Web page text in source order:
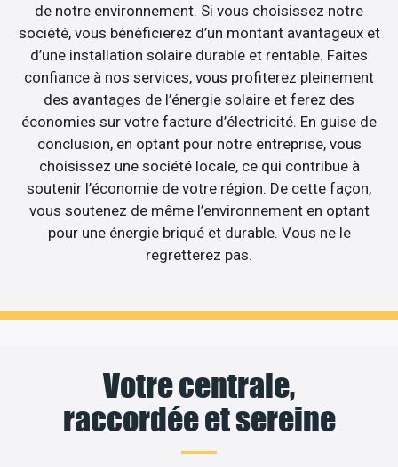
de notre environnement. Si vous choisissez notre
société, vous bénéficierez d’un montant avantageux et
d’une installation solaire durable et rentable. Faites
confiance à nos services, vous profiterez pleinement
des avantages de l’énergie solaire et ferez des
économies sur votre facture d’électricité. En guise de
conclusion, en optant pour notre entreprise, vous
choisissez une société locale, ce qui contribue à
soutenir l’économie de votre région. De cette façon,
vous soutenez de même l’environnement en optant
pour une énergie briqué et durable. Vous ne le
regretterez pas.
Votre centrale,
raccordée et sereine